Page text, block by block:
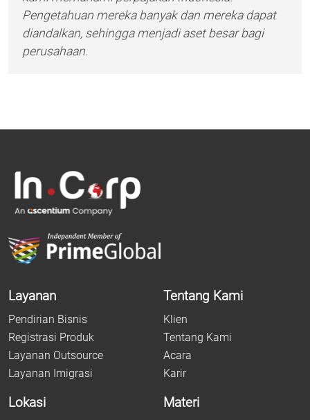
Pengetahuan mereka banyak dan mereka dapat
diandalkan, sehingga menjadi aset besar bagi
perusahaan.
Layanan
Pendirian Bisnis
Registrasi Produk
Layanan Outsource
Layanan Imigrasi
Tentang Kami
Klien
Tentang Kami
Acara
Karir
Lokasi Materi